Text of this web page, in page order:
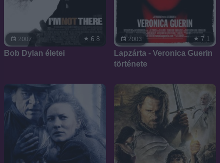
2007 6.8
Bob Dylan életei
2003 7.1
Lapzárta - Veronica Guerin
története